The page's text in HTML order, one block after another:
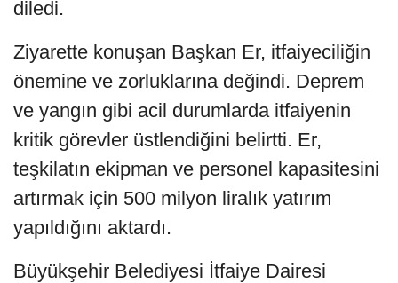
diledi.
Ziyarette konuşan Başkan Er, itfaiyeciliğin
önemine ve zorluklarına değindi. Deprem
ve yangın gibi acil durumlarda itfaiyenin
kritik görevler üstlendiğini belirtti. Er,
teşkilatın ekipman ve personel kapasitesini
artırmak için 500 milyon liralık yatırım
yapıldığını aktardı.
Büyükşehir Belediyesi İtfaiye Dairesi